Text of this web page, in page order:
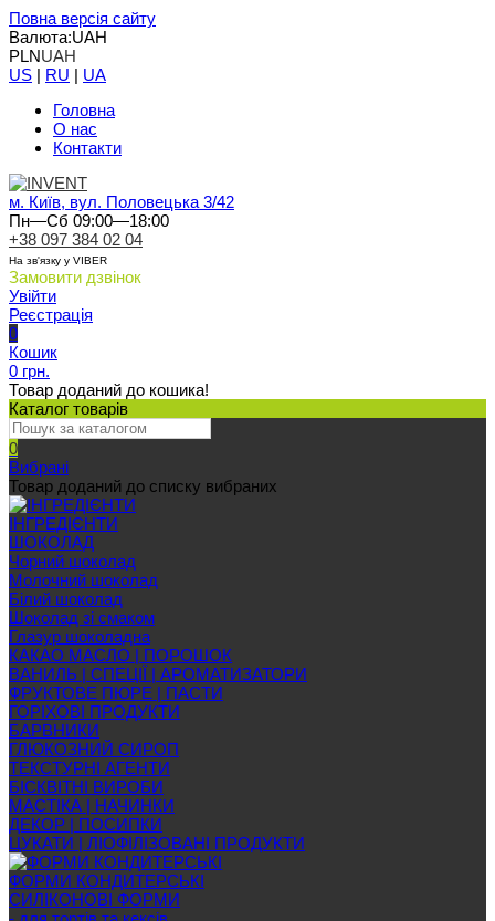
Повна версія сайту
Валюта:UAH
PLNUAH
US | RU | UA
Головна
О нас
Контакти
м. Київ, вул. Половецька 3/42
Пн—Сб 09:00—18:00
+38 097 384 02 04
На зв'язку у VIBER
Замовити дзвінок
Увійти
Реєстрація
0
Кошик
0 грн.
Товар доданий до кошика!
Каталог товарів
0
Вибрані
Товар доданий до списку вибраних
ІНГРЕДІЄНТИ
ШОКОЛАД
Чорний шоколад
Молочний шоколад
Білий шоколад
Шоколад зі смаком
Глазур шоколадна
КАКАО МАСЛО | ПОРОШОК
ВАНИЛЬ | СПЕЦІЇ | АРОМАТИЗАТОРИ
ФРУКТОВЕ ПЮРЕ | ПАСТИ
ГОРІХОВІ ПРОДУКТИ
БАРВНИКИ
ГЛЮКОЗНИЙ СИРОП
ТЕКСТУРНІ АГЕНТИ
БІСКВІТНІ ВИРОБИ
МАСТІКА | НАЧИНКИ
ДЕКОР | ПОСИПКИ
ЦУКАТИ | ЛІОФІЛІЗОВАНІ ПРОДУКТИ
ФОРМИ КОНДИТЕРСЬКІ
СИЛІКОНОВІ ФОРМИ